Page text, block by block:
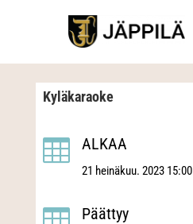
Kyläkaraoke
 ALKAA
21 heinäkuu. 2023 15:00
Päättyy